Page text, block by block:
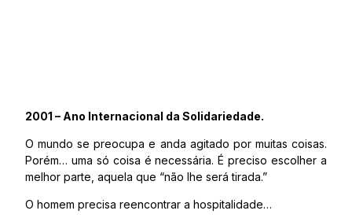
2001 – Ano Internacional da Solidariedade.
O mundo se preocupa e anda agitado por muitas coisas.
Porém… uma só coisa é necessária. É preciso escolher a
melhor parte, aquela que “não lhe será tirada.”
O homem precisa reencontrar a hospitalidade…